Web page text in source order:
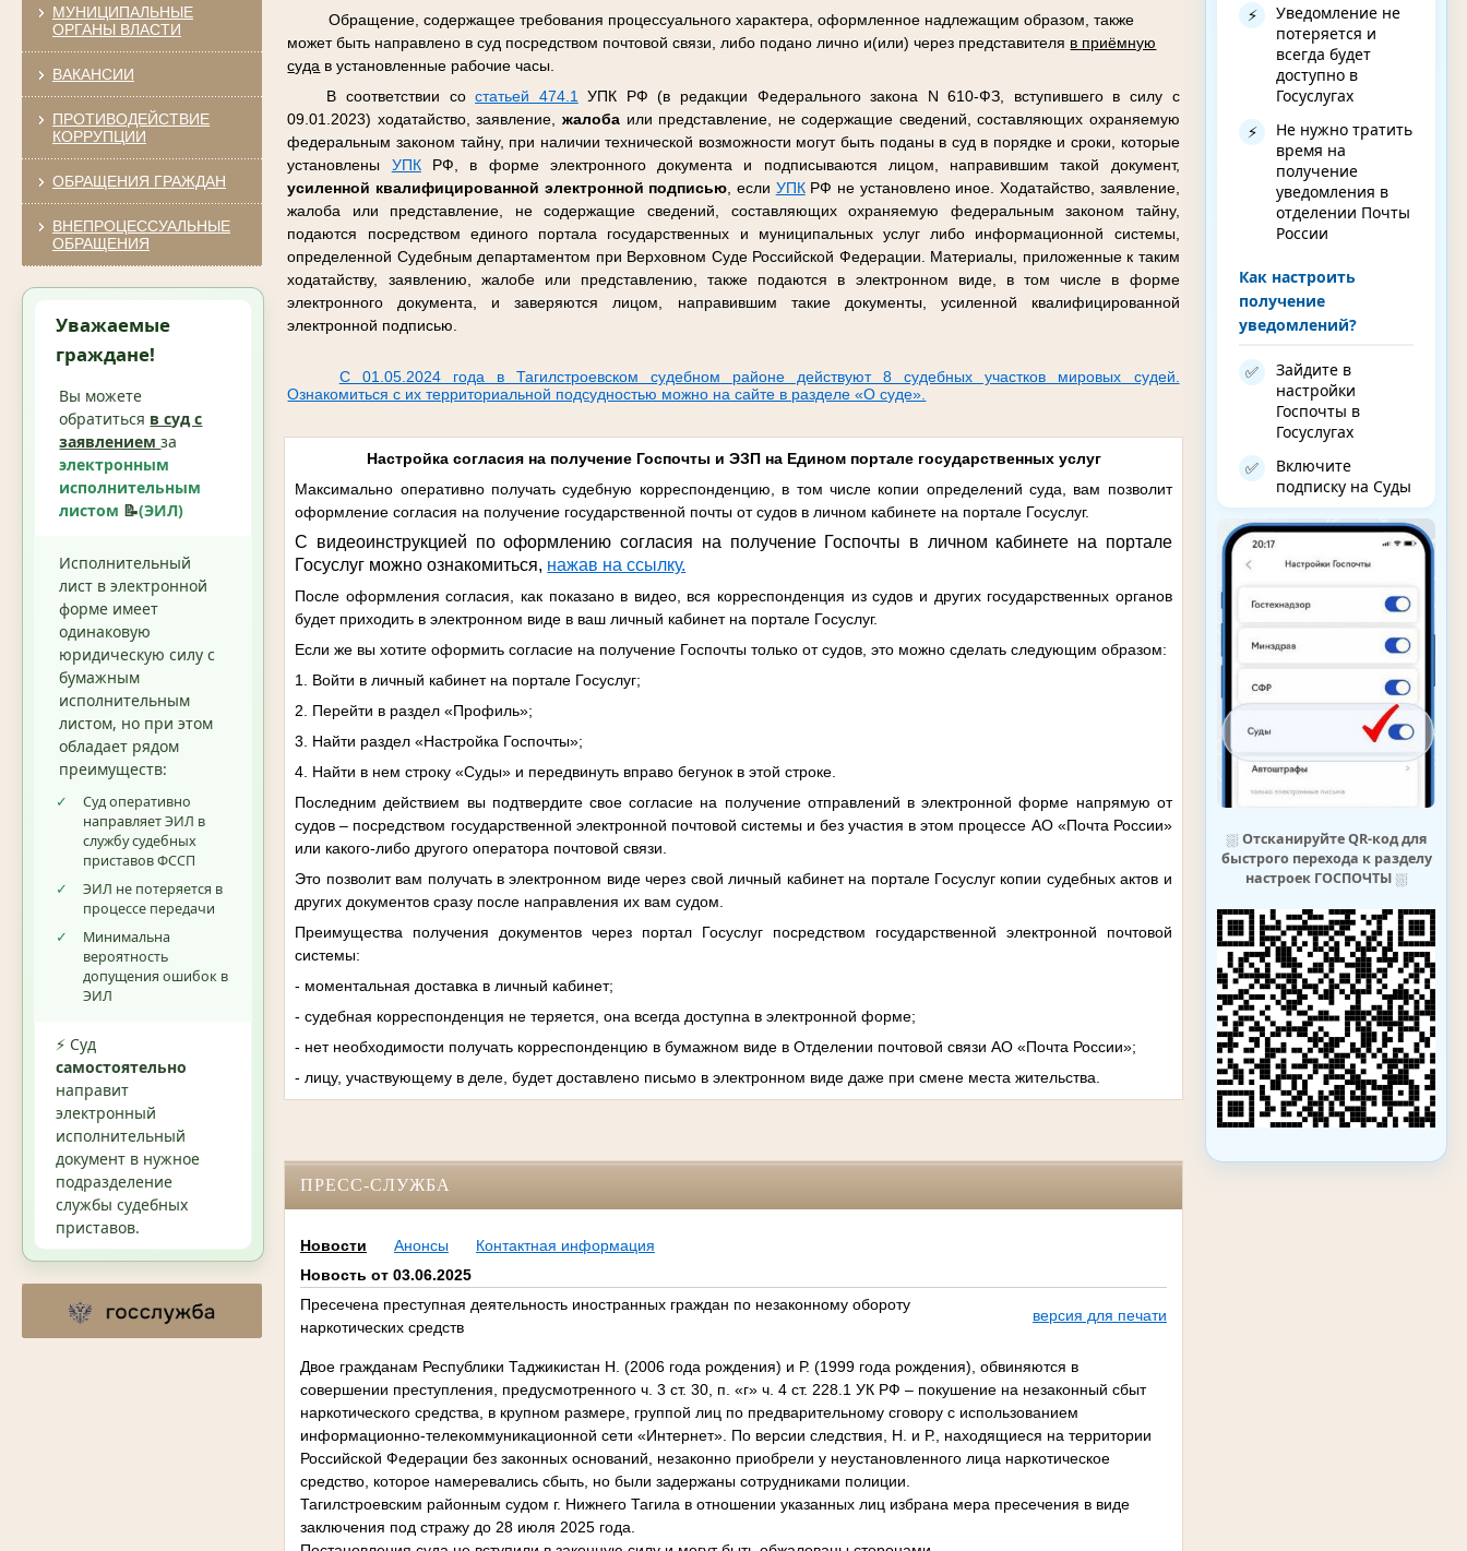
МУНИЦИПАЛЬНЫЕ
ОРГАНЫ ВЛАСТИ
ВАКАНСИИ
ПРОТИВОДЕЙСТВИЕ
КОРРУПЦИИ
ОБРАЩЕНИЯ ГРАЖДАН
ВНЕПРОЦЕССУАЛЬНЫЕ
ОБРАЩЕНИЯ
Уважаемые
граждане!
Вы можете
обратиться в суд с
заявлениемза
электронным
исполнительным
листом 📝(ЭИЛ)
Исполнительный
лист в электронной
форме имеет
одинаковую
юридическую силу с
бумажным
исполнительным
листом, но при этом
обладает рядом
преимуществ:
✓
Суд оперативно
направляет ЭИЛ в
службу судебных
приставов ФССП
✓
ЭИЛ не потеряется в
процессе передачи
✓
Минимальна
вероятность
допущения ошибок в
ЭИЛ
⚡ Суд
самостоятельно
направит
электронный
исполнительный
документ в нужное
подразделение
службы судебных
приставов.
⚡
Уведомление не
потеряется и
всегда будет
доступно в
Госуслугах
⚡
Не нужно тратить
время на
получение
уведомления в
отделении Почты
России
Как настроить
получение
уведомлений?
✅
Зайдите в
настройки
Госпочты в
Госуслугах
✅
Включите
подписку на Суды
⛆ Отсканируйте QR-код для
быстрого перехода к разделу
настроек ГОСПОЧТЫ⛆
Обращение, содержащее требования процессуального характера, оформленное надлежащим образом, также
может быть направлено в суд посредством почтовой связи, либо подано лично и(или) через представителя в приёмную
суда в установленные рабочие часы.
В соответствии состатьей 474.1УПК РФ (в редакции Федерального закона N 610-ФЗ, вступившего в силу с
09.01.2023) ходатайство, заявление, жалоба или представление, не содержащие сведений, составляющих охраняемую
федеральным законом тайну, при наличии технической возможности могут быть поданы в суд в порядке и сроки, которые
установлены УПКРФ, в форме электронного документа и подписываются лицом, направившим такой документ,
усиленной квалифицированной электронной подписью, если УПКРФ не установлено иное. Ходатайство, заявление,
жалоба или представление, не содержащие сведений, составляющих охраняемую федеральным законом тайну,
подаются посредством единого портала государственных и муниципальных услуг либо информационной системы,
определенной Судебным департаментом при Верховном Суде Российской Федерации. Материалы, приложенные к таким
ходатайству, заявлению, жалобе или представлению, также подаются в электронном виде, в том числе в форме
электронного документа, и заверяются лицом, направившим такие документы, усиленной квалифицированной
электронной подписью.
С 01.05.2024 года в Тагилстроевском судебном районе действуют 8 судебных участков мировых судей.
Ознакомиться с их территориальной подсудностью можно на сайте в разделе «О суде».
Настройка согласия на получение Госпочты и ЭЗП на Едином портале государственных услуг
Максимально оперативно получать судебную корреспонденцию, в том числе копии определений суда, вам позволит
оформление согласия на получение государственной почты от судов в личном кабинете на портале Госуслуг.
С видеоинструкцией по оформлению согласия на получение Госпочты в личном кабинете на портале
Госуслуг можно ознакомиться, нажав на ссылку.
После оформления согласия, как показано в видео, вся корреспонденция из судов и других государственных органов
будет приходить в электронном виде в ваш личный кабинет на портале Госуслуг.
Если же вы хотите оформить согласие на получение Госпочты только от судов, это можно сделать следующим образом:
1. Войти в личный кабинет на портале Госуслуг;
2. Перейти в раздел «Профиль»;
3. Найти раздел «Настройка Госпочты»;
4. Найти в нем строку «Суды» и передвинуть вправо бегунок в этой строке.
Последним действием вы подтвердите свое согласие на получение отправлений в электронной форме напрямую от
судов – посредством государственной электронной почтовой системы и без участия в этом процессе АО «Почта России»
или какого-либо другого оператора почтовой связи.
Это позволит вам получать в электронном виде через свой личный кабинет на портале Госуслуг копии судебных актов и
других документов сразу после направления их вам судом.
Преимущества получения документов через портал Госуслуг посредством государственной электронной почтовой
системы:
- моментальная доставка в личный кабинет;
- судебная корреспонденция не теряется, она всегда доступна в электронной форме;
- нет необходимости получать корреспонденцию в бумажном виде в Отделении почтовой связи АО «Почта России»;
- лицу, участвующему в деле, будет доставлено письмо в электронном виде даже при смене места жительства.
ПРЕСС-СЛУЖБА
Новости Анонсы
Контактная информация
Новость от 03.06.2025
Пресечена преступная деятельность иностранных граждан по незаконному обороту
наркотических средств
версия для печати
Двое гражданам Республики Таджикистан Н. (2006 года рождения) и Р. (1999 года рождения), обвиняются в
совершении преступления, предусмотренного ч. 3 ст. 30, п. «г» ч. 4 ст. 228.1 УК РФ – покушение на незаконный сбыт
наркотического средства, в крупном размере, группой лиц по предварительному сговору с использованием
информационно-телекоммуникационной сети «Интернет». По версии следствия, Н. и Р., находящиеся на территории
Российской Федерации без законных оснований, незаконно приобрели у неустановленного лица наркотическое
средство, которое намеревались сбыть, но были задержаны сотрудниками полиции.
Тагилстроевским районным судом г. Нижнего Тагила в отношении указанных лиц избрана мера пресечения в виде
заключения под стражу до 28 июля 2025 года.